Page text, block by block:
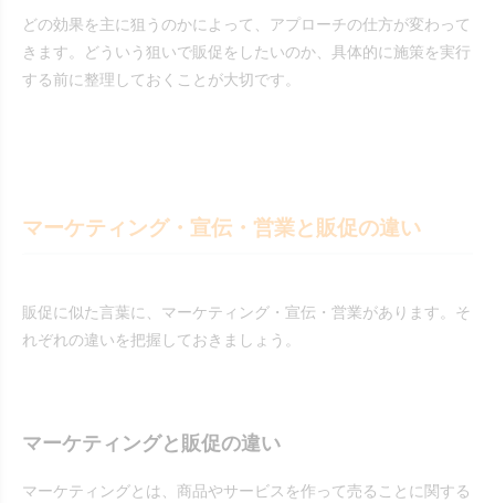
どの効果を主に狙うのかによって、アプローチの仕方が変わって
きます。どういう狙いで販促をしたいのか、具体的に施策を実行
する前に整理しておくことが大切です。
マーケティング・宣伝・営業と販促の違い
販促に似た言葉に、マーケティング・宣伝・営業があります。そ
れぞれの違いを把握しておきましょう。
マーケティングと販促の違い
マーケティングとは、商品やサービスを作って売ることに関する